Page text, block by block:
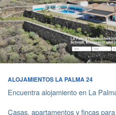
ALOJAMIENTOS LA PALMA 24
Encuentra alojamiento en La
Casas, apartamentos y fincas